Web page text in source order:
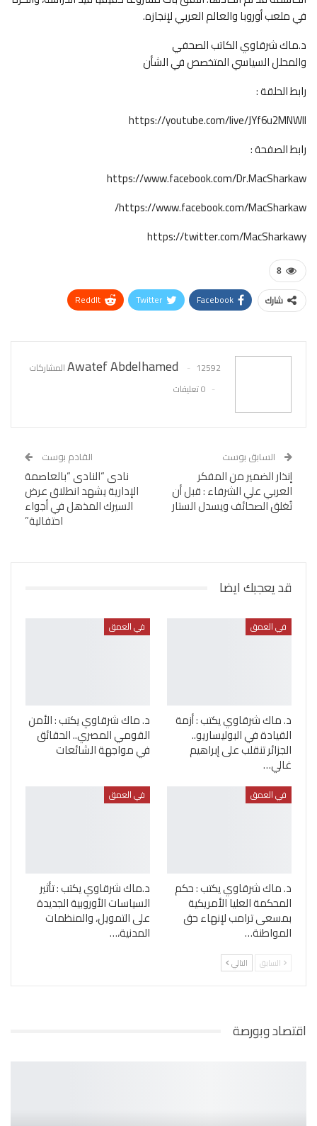
في ملعب أوروبا والعالم العربي لإنجازه.
د.ماك شرقاوي الكاتب الصحفي
والمحلل السياسي المتخصص في الشأن
رابط الحلقة :
‫رابط الصفحة :
8
شارك Facebook
Twitter
ReddIt
Awatef Abdelhamed
12592 المشاركات
0 تعليقات
السابق بوست
إنذار الضمير من المفكر
العربي علي الشرفاء : قبل أن
تُغلق الصحائف ويسدل الستار
القادم بوست
نادى “النادى “بالعاصمة
الإدارية يشهد انطلاق عرض
السيرك المذهل في أجواء
احتفالية”
قد يعجبك ايضا
في العمق
د. ماك شرقاوي يكتب : أزمة
القيادة في البوليساريو..
الجزائر تنقلب على إبراهيم
غالي…
في العمق
د. ماك شرقاوي يكتب : الأمن
القومي المصري.. الحقائق
في مواجهة الشائعات
في العمق
د. ماك شرقاوي يكتب : حكم
المحكمة العليا الأمريكية
بمسعى ترامب لإنهاء حق
المواطنة…
في العمق
د.ماك شرقاوي يكتب : تأثير
السياسات الأوروبية الجديدة
على التمويل، والمنظمات
المدنية،…
السابق التالي
اقتصاد وبورصة